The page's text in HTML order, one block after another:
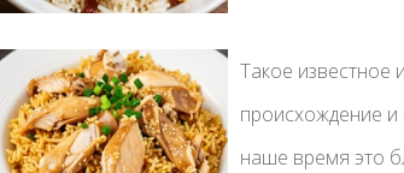
Такое известное
происхождение
наше время это